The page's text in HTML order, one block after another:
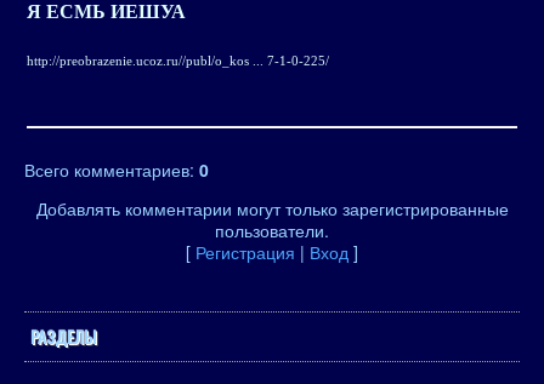
Я ЕСМЬ ИЕШУА
http://preobrazenie.ucoz.ru//publ/o_kos ... 7-1-0-225/
Всего комментариев: 0
Добавлять комментарии могут только зарегистрированные
пользователи.
[ Регистрация | Вход ]
РАЗДЕЛЫ